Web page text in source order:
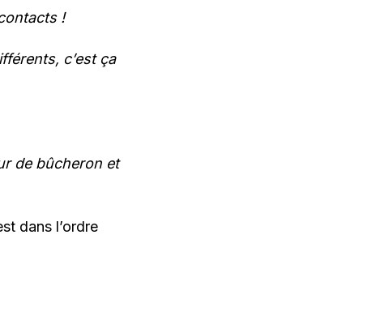
!
c’est ça
de bûcheron et
dans l’ordre